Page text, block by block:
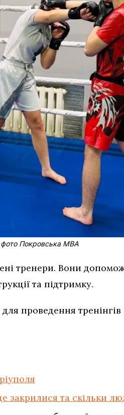
фото Покровська МВА
тренери. Вони
та підтримку.
проведення тренінгів
закрилися та скільки